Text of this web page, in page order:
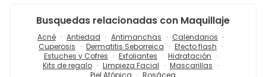
Busquedas relacionadas con Maquillaje
Acné Antiedad Antimanchas
Calendarios
Cuperosis
Dermatitis Seborreica
Efecto flash
Estuches y Cofres
Exfoliantes
Hidratación
Kits de regalo
Limpieza Facial
Mascarillas
Piel Atópica
Rosácea